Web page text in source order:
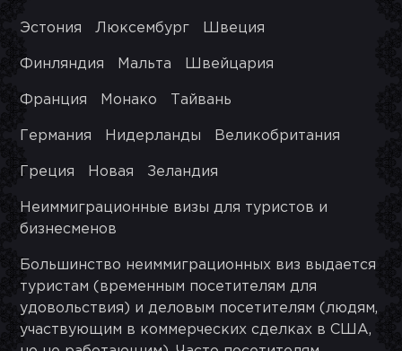
Эстония Люксембург Швеция
Финляндия Мальта Швейцария
Франция Монако Тайвань
Германия Нидерланды Великобритания
Греция Новая Зеландия
Неиммиграционные визы для туристов и
бизнесменов
Большинство неиммиграционных виз выдается
туристам (временным посетителям для
удовольствия) и деловым посетителям (людям,
участвующим в коммерческих сделках в США,